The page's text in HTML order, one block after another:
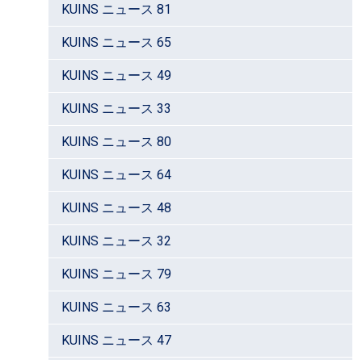
KUINS ニュース 81
KUINS ニュース 65
KUINS ニュース 49
KUINS ニュース 33
KUINS ニュース 80
KUINS ニュース 64
KUINS ニュース 48
KUINS ニュース 32
KUINS ニュース 79
KUINS ニュース 63
KUINS ニュース 47